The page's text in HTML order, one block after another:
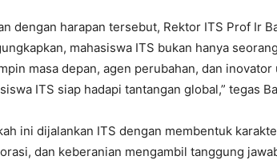
dengan harapan tersebut, Rektor ITS Prof Ir
mahasiswa ITS bukan hanya
masa depan, agen perubahan, dan
ITS siap hadapi tantangan global,” tegas
ini dijalankan ITS dengan membentuk
dan keberanian mengambil tanggung